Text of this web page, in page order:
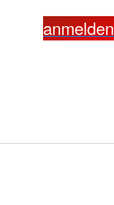
anmelden